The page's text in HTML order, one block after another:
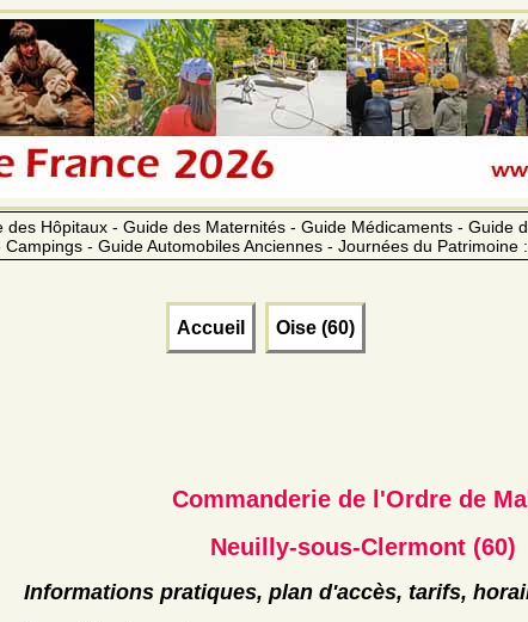
Hôpitaux - Guide des Maternités - Guide Médicaments - Guide
- Guide Automobiles Anciennes - Journées du Patrimoine :
Accueil Oise (60)
Commanderie de l'Ordre de
Neuilly-sous-Clermont (60)
Informations pratiques, plan d'accès, tarifs,